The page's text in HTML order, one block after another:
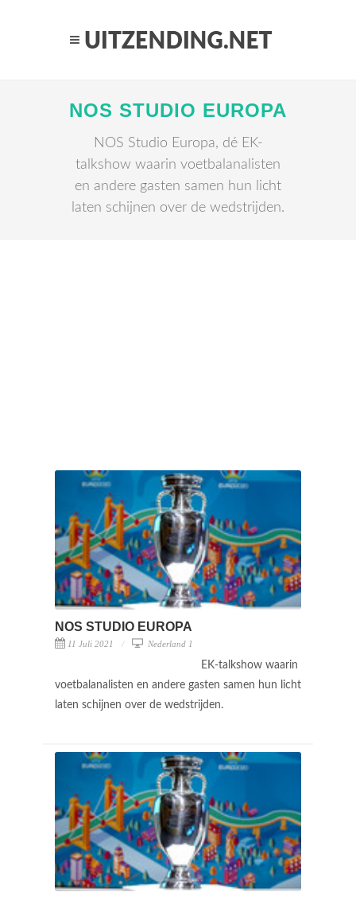
NOS STUDIO EUROPA
NOS Studio Europa, dé EK-
talkshow waarin voetbalanalisten
en andere gasten samen hun licht
laten schijnen over de wedstrijden.
NOS STUDIO EUROPA
11 Juli 2021 Nederland 1
EK-talkshow waarin
voetbalanalisten en andere gasten samen hun licht
laten schijnen over de wedstrijden.